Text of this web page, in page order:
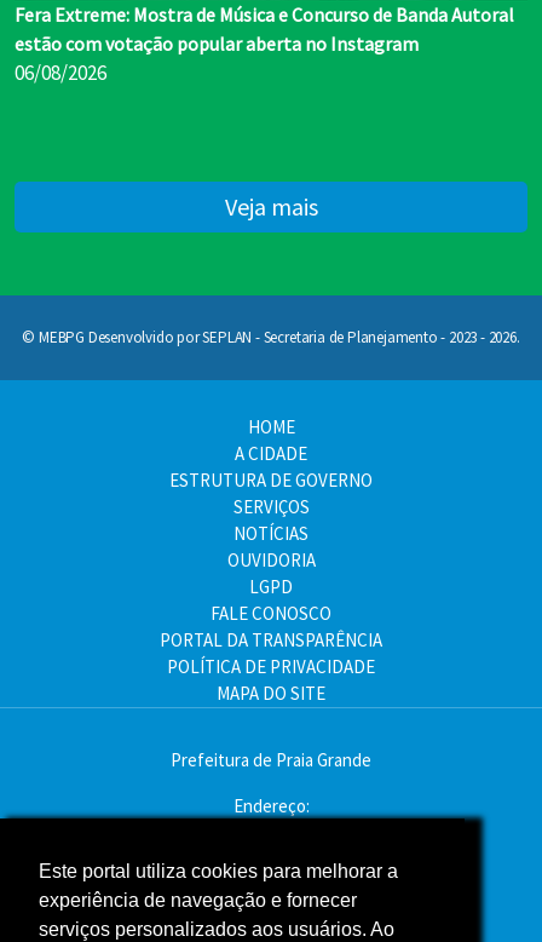
Este portal utiliza cookies para melhorar a
experiência de navegação e fornecer
serviços personalizados aos usuários. Ao
Fera Extreme: Mostra de Música e Concurso de Banda Autoral
estão com votação popular aberta no Instagram
06/08/2026
Veja mais
© MEBPG Desenvolvido por SEPLAN - Secretaria de Planejamento - 2023 - 2026.
HOME
A CIDADE
ESTRUTURA DE GOVERNO
SERVIÇOS
NOTÍCIAS
OUVIDORIA
LGPD
FALE CONOSCO
PORTAL DA TRANSPARÊNCIA
POLÍTICA DE PRIVACIDADE
MAPA DO SITE
Prefeitura de Praia Grande
Endereço:
CEP: 11704-900
Telefone:(13) 3496-2000